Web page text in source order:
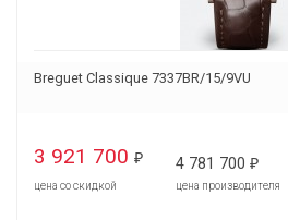
Breguet Classique 7337BR/15/9VU
3 921 700 ₽
цена со скидкой
4 781 700 ₽
цена производителя